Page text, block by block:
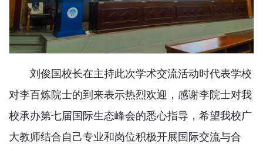
刘俊国校长在主持此次学术交流活动时代表学校
对李百炼院士的到来表示热烈欢迎，感谢李院士对我
校承办第七届国际生态峰会的悉心指导，希望我校广
大教师结合自己专业和岗位积极开展国际交流与合